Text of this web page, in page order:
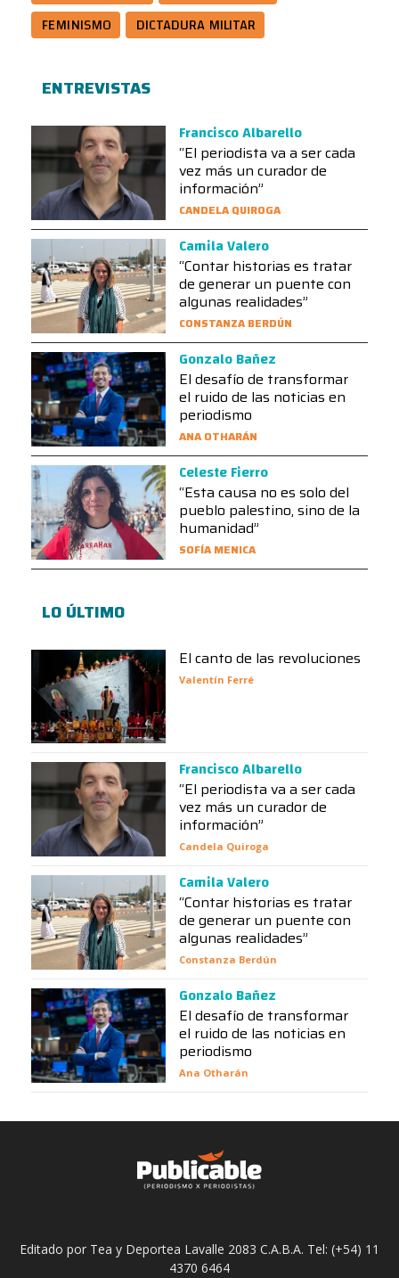
FEMINISMO
DICTADURA MILITAR
ENTREVISTAS
Francisco Albarello
“El periodista va a ser cada
vez más un curador de
información”
CANDELA QUIROGA
Camila Valero
“Contar historias es tratar
de generar un puente con
algunas realidades”
CONSTANZA BERDÚN
Gonzalo Bañez
El desafío de transformar
el ruido de las noticias en
periodismo
ANA OTHARÁN
Celeste Fierro
“Esta causa no es solo del
pueblo palestino, sino de la
humanidad”
SOFÍA MENICA
LO ÚLTIMO
El canto de las revoluciones
Valentín Ferré
Francisco Albarello
“El periodista va a ser cada
vez más un curador de
información”
Candela Quiroga
Camila Valero
“Contar historias es tratar
de generar un puente con
algunas realidades”
Constanza Berdún
Gonzalo Bañez
El desafío de transformar
el ruido de las noticias en
periodismo
Ana Otharán
Editado por Tea y Deportea Lavalle 2083 C.A.B.A. Tel: (+54) 11
4370 6464